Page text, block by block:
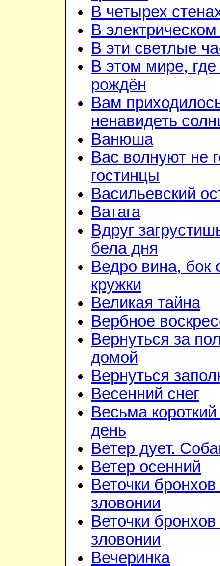
В четырех
В
В эти светлые
В этом мире,
рождён
Вам
ненавидеть
Ванюша
Вас волнуют не
гостинцы
Васильевский
Ватага
Вдруг
бела дня
Ведро вина, бок
кружки
Великая тайна
Вербное
Вернуться за
домой
Вернуться
Весенний снег
Весьма
день
Ветер дует.
Ветер осенний
Веточки
зловонии
Веточки
зловонии
Вечеринка